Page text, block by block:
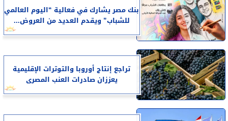
بنك مصر يشارك في فعالية “اليوم العالمي
للشباب” ويقدم العديد من العروض...
تراجع إنتاج أوروبا والتوترات الإقليمية
يعززان صادرات العنب المصرى